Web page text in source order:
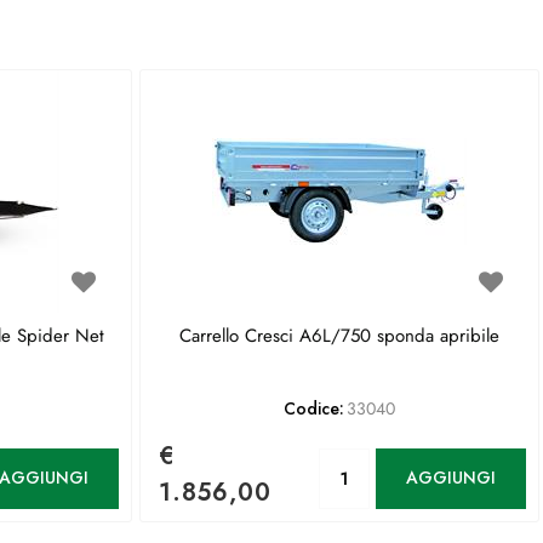
Spider Net Carrello Cresci A6L/750 sponda apribile
Codice: 33040
€
1.856,00
AGGIUNGI